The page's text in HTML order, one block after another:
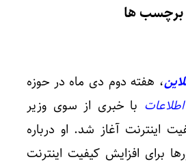
برچسب ها
، هفته دوم دی ماه در حوزه
با خبری از سوی وزیر
اینترنت آغاز شد. او درباره
برای افزایش کیفیت اینترنت